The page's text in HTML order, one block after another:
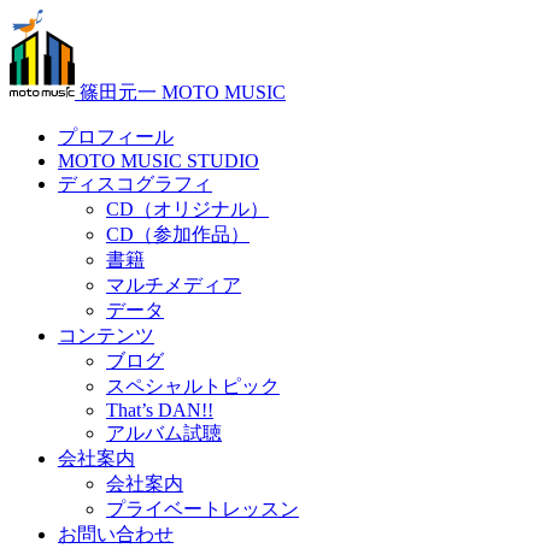
篠田元一 MOTO MUSIC
プロフィール
MOTO MUSIC STUDIO
ディスコグラフィ
CD（オリジナル）
CD（参加作品）
書籍
マルチメディア
データ
コンテンツ
ブログ
スペシャルトピック
That’s DAN!!
アルバム試聴
会社案内
会社案内
プライベートレッスン
お問い合わせ